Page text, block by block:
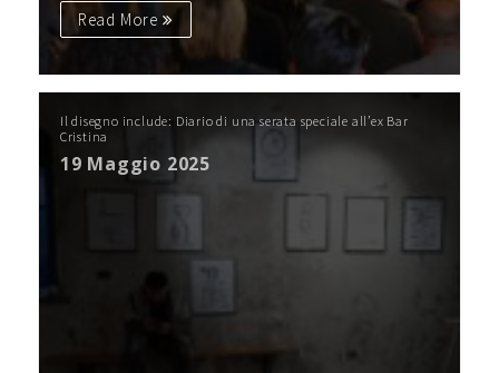
Read More
Il disegno include: Diario di una serata speciale all’ex Bar
Cristina
19 Maggio 2025